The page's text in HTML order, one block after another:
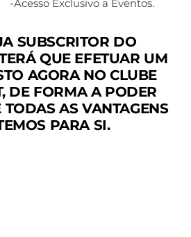
-Acesso Exclusivo a Eventos.
SUBSCRITOR DO
QUE EFETUAR UM
AGORA NO CLUBE
DE FORMA A PODER
AS VANTAGENS
PARA SI.